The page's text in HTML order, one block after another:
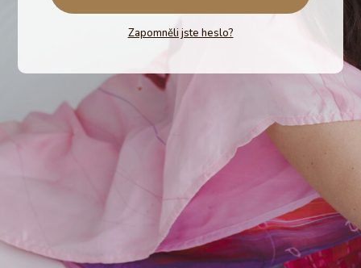
Zapomněli jste heslo?